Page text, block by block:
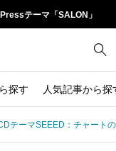
テーマ「SALON」
探す 人気記事から探
retinaディスプレイ
テーマSEEED：チャート